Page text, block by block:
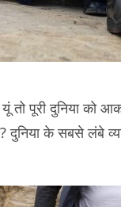
तो पूरी दुनिया को
दुनिया के सबसे लंबे